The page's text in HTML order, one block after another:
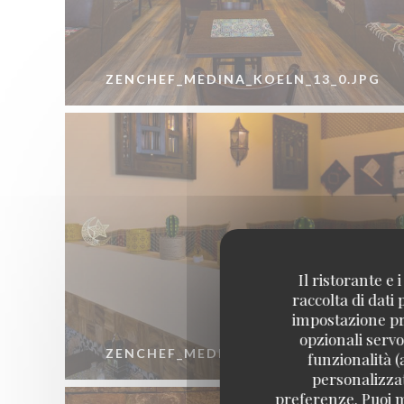
Il ristorante e i
raccolta di dati
impostazione
opzionali
funzionalità
preferenze. Puoi
ZENCHEF_MEDINA_KOELN_13_0.JPG
ZENCHEF_MEDINA_KOELN_16_0.JPG